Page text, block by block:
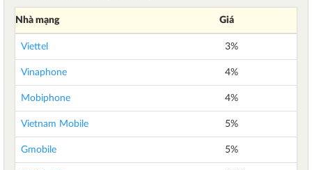
Nhà mạng Giá
Viettel 3%
Vinaphone 4%
Mobiphone 4%
Vietnam Mobile 5%
Gmobile 5%